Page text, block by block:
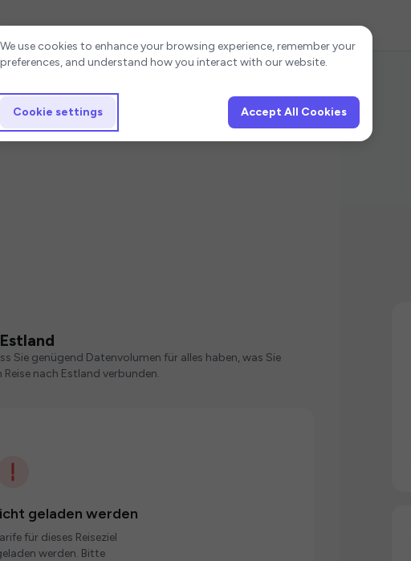
Sie genügend Datenvolumen für alles haben, was Sie
nach Estland verbunden.
geladen werden
für dieses Reiseziel
werden. Bitte
Cookie settings
We use cookies to enhance your browsing experience, remember your
preferences, and understand how you interact with our website.
Cookie settings Accept All Cookies